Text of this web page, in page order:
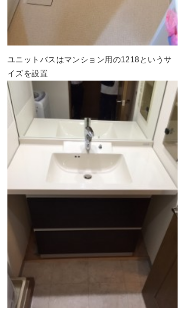
ユニットバスはマンション用の1218というサ
イズを設置